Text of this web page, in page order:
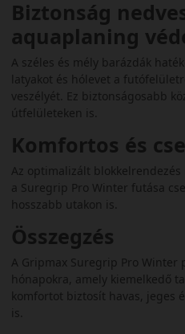
Biztonság
aquaplaning
A széles és mély barázdák
latyakot és hólevet a
veszélyét. Ez biztonságosabb
útfelületeken is.
Komfortos és
Az optimalizált
a Suregrip Pro Winter futása
hosszabb utakon is.
Összegzés
A Gripmax Suregrip Pro Winter
hónapokra, amely kiemelkedő
komfortot biztosít havas, jeges
is.